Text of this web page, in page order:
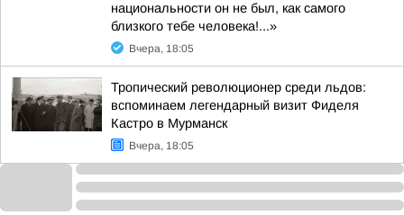
национальности он не был, как самого
близкого тебе человека!...»
Вчера, 18:05
Тропический революционер среди льдов:
вспоминаем легендарный визит Фиделя
Кастро в Мурманск
Вчера, 18:05